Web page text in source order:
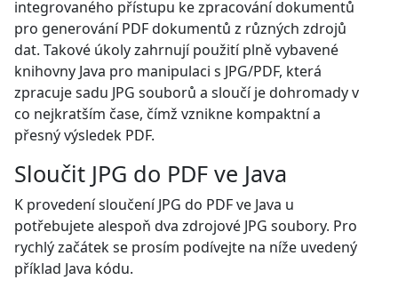
integrovaného přístupu ke zpracování dokumentů
pro generování PDF dokumentů z různých zdrojů
dat. Takové úkoly zahrnují použití plně vybavené
knihovny Java pro manipulaci s JPG/PDF, která
zpracuje sadu JPG souborů a sloučí je dohromady v
co nejkratším čase, čímž vznikne kompaktní a
přesný výsledek PDF.
Sloučit JPG do PDF ve Java
K provedení sloučení JPG do PDF ve Java u
potřebujete alespoň dva zdrojové JPG soubory. Pro
rychlý začátek se prosím podívejte na níže uvedený
příklad Java kódu.